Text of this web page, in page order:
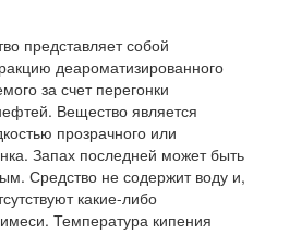
представляет собой
деароматизированного
за счет перегонки
Вещество является
прозрачного или
Запах последней может быть
Средство не содержит воду и,
какие-либо
Температура кипения